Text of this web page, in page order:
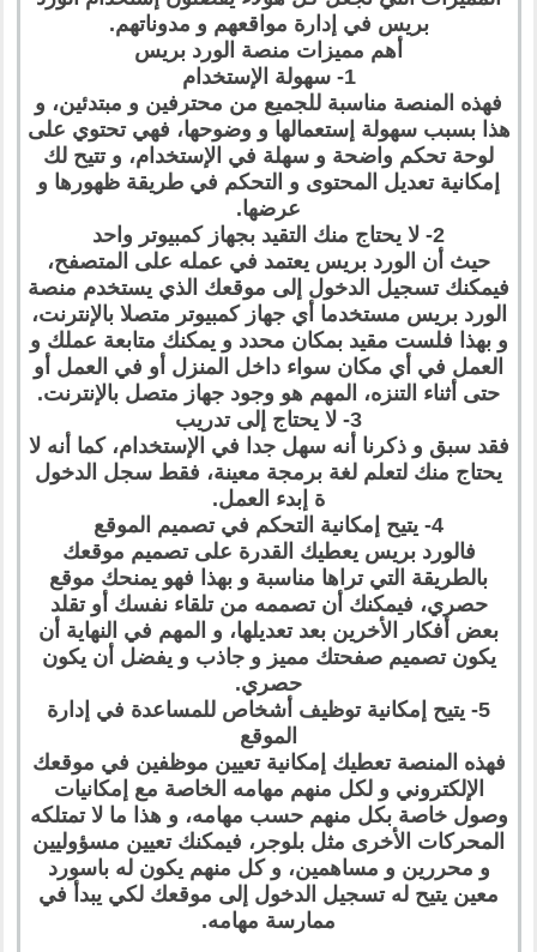
بريس في إدارة مواقعهم و مدوناتهم.
أهم مميزات منصة الورد بريس
1- سهولة الإستخدام
فهذه المنصة مناسبة للجميع من محترفين و مبتدئين، و
هذا بسبب سهولة إستعمالها و وضوحها، فهي تحتوي على
لوحة تحكم واضحة و سهلة في الإستخدام، و تتيح لك
إمكانية تعديل المحتوى و التحكم في طريقة ظهورها و
عرضها.
2- لا يحتاج منك التقيد بجهاز كمبيوتر واحد
حيث أن الورد بريس يعتمد في عمله على المتصفح،
فيمكنك تسجيل الدخول إلى موقعك الذي يستخدم منصة
الورد بريس مستخدما أي جهاز كمبيوتر متصلا بالإنترنت،
و بهذا فلست مقيد بمكان محدد و يمكنك متابعة عملك و
العمل في أي مكان سواء داخل المنزل أو في العمل أو
حتى أثناء التنزه، المهم هو وجود جهاز متصل بالإنترنت.
3- لا يحتاج إلى تدريب
فقد سبق و ذكرنا أنه سهل جدا في الإستخدام، كما أنه لا
يحتاج منك لتعلم لغة برمجة معينة، فقط سجل الدخول
ة إبدء العمل.
4- يتيح إمكانية التحكم في تصميم الموقع
فالورد بريس يعطيك القدرة على تصميم موقعك
بالطريقة التي تراها مناسبة و بهذا فهو يمنحك موقع
حصري، فيمكنك أن تصممه من تلقاء نفسك أو تقلد
بعض أفكار الأخرين بعد تعديلها، و المهم في النهاية أن
يكون تصميم صفحتك مميز و جاذب و يفضل أن يكون
حصري.
5- يتيح إمكانية توظيف أشخاص للمساعدة في إدارة
الموقع
فهذه المنصة تعطيك إمكانية تعيين موظفين في موقعك
الإلكتروني و لكل منهم مهامه الخاصة مع إمكانيات
وصول خاصة بكل منهم حسب مهامه، و هذا ما لا تمتلكه
المحركات الأخرى مثل بلوجر، فيمكنك تعيين مسؤوليين
و محررين و مساهمين، و كل منهم يكون له باسورد
معين يتيح له تسجيل الدخول إلى موقعك لكي يبدأ في
ممارسة مهامه.